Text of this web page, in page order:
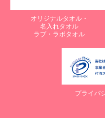
オリジナルタオル・
名入れタオル
ラブ・ラボタオル
プライバ